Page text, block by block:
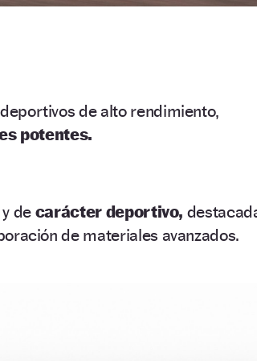
de alto rendimiento,
potentes.
decarácter deportivo,
de materiales avanzados.